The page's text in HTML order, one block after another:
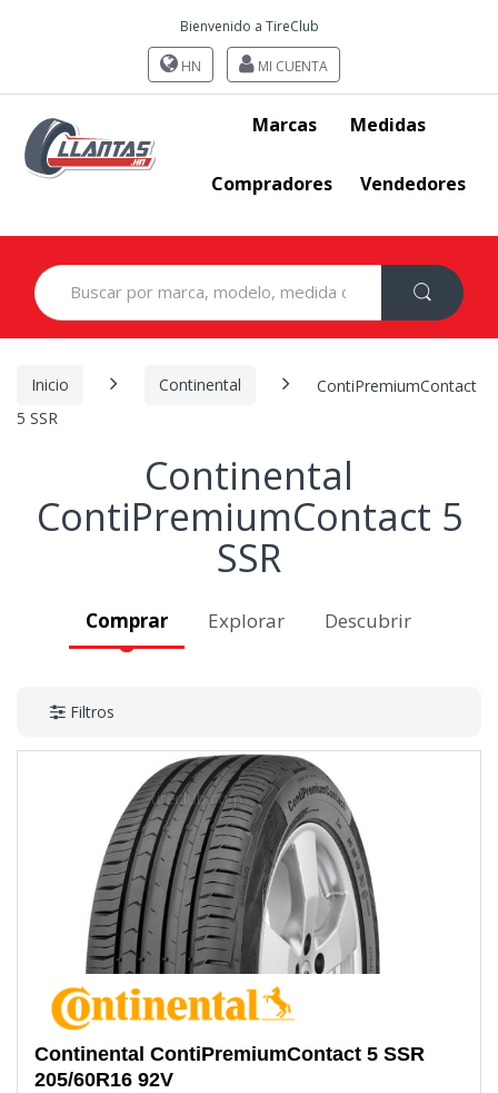
Bienvenido a TireClub
HN MI CUENTA
Marcas Medidas
Compradores Vendedores
Search
for:
Inicio Continental
ContiPremiumContact
5 SSR
Continental
ContiPremiumContact 5
SSR
Comprar Explorar Descubrir
Filtros
Continental ContiPremiumContact 5 SSR
205/60R16 92V